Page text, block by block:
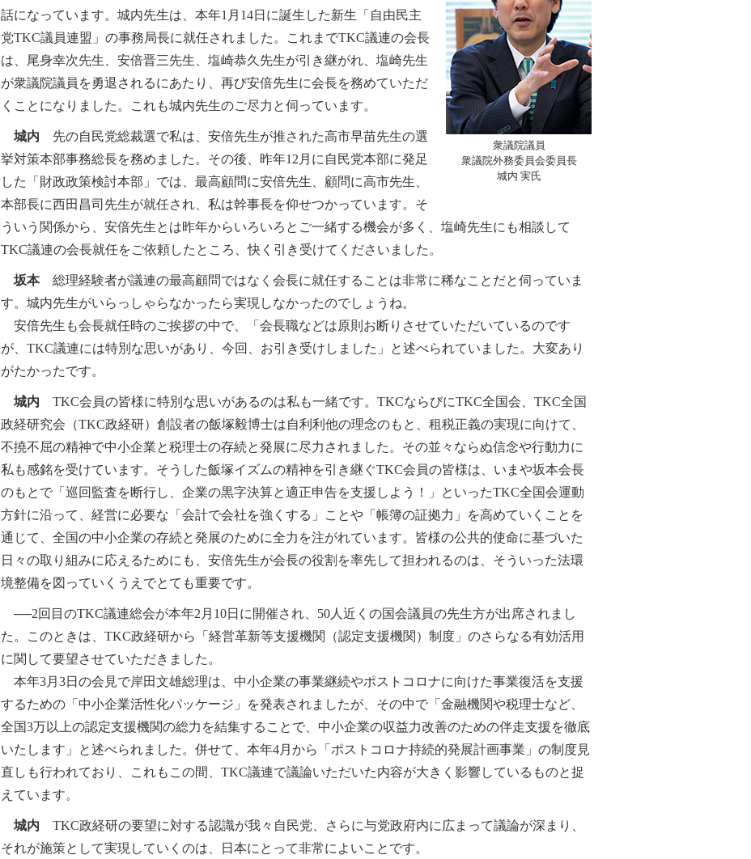
衆議院議員
衆議院外務委員会委員長
城内 実氏
話になっています。城内先生は、本年1月14日に誕生した新生「自由民主
党TKC議員連盟」の事務局長に就任されました。これまでTKC議連の会長
は、尾身幸次先生、安倍晋三先生、塩崎恭久先生が引き継がれ、塩崎先生
が衆議院議員を勇退されるにあたり、再び安倍先生に会長を務めていただ
くことになりました。これも城内先生のご尽力と伺っています。
城内 先の自民党総裁選で私は、安倍先生が推された高市早苗先生の選
挙対策本部事務総長を務めました。その後、昨年12月に自民党本部に発足
した「財政政策検討本部」では、最高顧問に安倍先生、顧問に高市先生、
本部長に西田昌司先生が就任され、私は幹事長を仰せつかっています。そ
ういう関係から、安倍先生とは昨年からいろいろとご一緒する機会が多く、塩崎先生にも相談して
TKC議連の会長就任をご依頼したところ、快く引き受けてくださいました。
坂本総理経験者が議連の最高顧問ではなく会長に就任することは非常に稀なことだと伺っていま
す。城内先生がいらっしゃらなかったら実現しなかったのでしょうね。
安倍先生も会長就任時のご挨拶の中で、「会長職などは原則お断りさせていただいているのです
が、TKC議連には特別な思いがあり、今回、お引き受けしました」と述べられていました。大変あり
がたかったです。
城内 TKC会員の皆様に特別な思いがあるのは私も一緒です。TKCならびにTKC全国会、TKC全国
政経研究会（TKC政経研）創設者の飯塚毅博士は自利利他の理念のもと、租税正義の実現に向けて、
不撓不屈の精神で中小企業と税理士の存続と発展に尽力されました。その並々ならぬ信念や行動力に
私も感銘を受けています。そうした飯塚イズムの精神を引き継ぐTKC会員の皆様は、いまや坂本会長
のもとで「巡回監査を断行し、企業の黒字決算と適正申告を支援しよう！」といったTKC全国会運動
方針に沿って、経営に必要な「会計で会社を強くする」ことや「帳簿の証拠力」を高めていくことを
通じて、全国の中小企業の存続と発展のために全力を注がれています。皆様の公共的使命に基づいた
日々の取り組みに応えるためにも、安倍先生が会長の役割を率先して担われるのは、そういった法環
境整備を図っていくうえでとても重要です。
──2回目のTKC議連総会が本年2月10日に開催され、50人近くの国会議員の先生方が出席されまし
た。このときは、TKC政経研から「経営革新等支援機関（認定支援機関）制度」のさらなる有効活用
に関して要望させていただきました。
本年3月3日の会見で岸田文雄総理は、中小企業の事業継続やポストコロナに向けた事業復活を支援
するための「中小企業活性化パッケージ」を発表されましたが、その中で「金融機関や税理士など、
全国3万以上の認定支援機関の総力を結集することで、中小企業の収益力改善のための伴走支援を徹底
いたします」と述べられました。併せて、本年4月から「ポストコロナ持続的発展計画事業」の制度見
直しも行われており、これもこの間、TKC議連で議論いただいた内容が大きく影響しているものと捉
えています。
城内 TKC政経研の要望に対する認識が我々自民党、さらに与党政府内に広まって議論が深まり、
それが施策として実現していくのは、日本にとって非常によいことです。